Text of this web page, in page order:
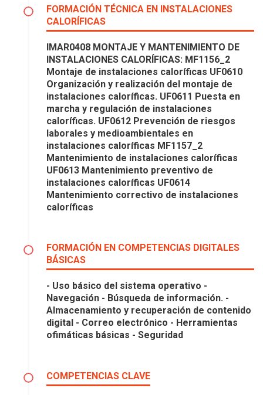
FORMACIÓN TÉCNICA EN INSTALACIONES
CALORÍFICAS
IMAR0408 MONTAJE Y MANTENIMIENTO DE
INSTALACIONES CALORÍFICAS: MF1156_2
Montaje de instalaciones caloríficas UF0610
Organización y realización del montaje de
instalaciones caloríficas. UF0611 Puesta en
marcha y regulación de instalaciones
caloríficas. UF0612 Prevención de riesgos
laborales y medioambientales en
instalaciones caloríficas MF1157_2
Mantenimiento de instalaciones caloríficas
UF0613 Mantenimiento preventivo de
instalaciones caloríficas UF0614
Mantenimiento correctivo de instalaciones
caloríficas
FORMACIÓN EN COMPETENCIAS DIGITALES
BÁSICAS
- Uso básico del sistema operativo -
Navegación - Búsqueda de información. -
Almacenamiento y recuperación de contenido
digital - Correo electrónico - Herramientas
ofimáticas básicas - Seguridad
COMPETENCIAS CLAVE